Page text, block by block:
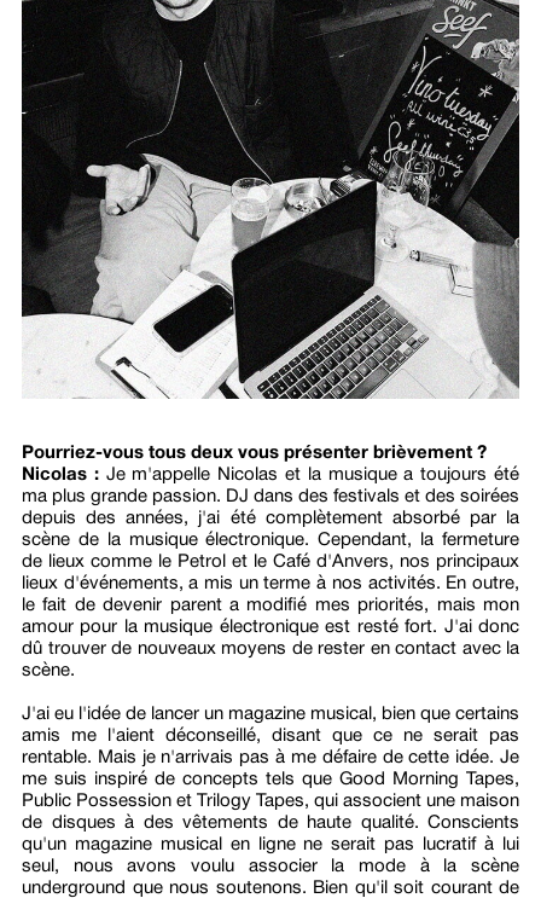
Pourriez-vous tous deux vous présenter brièvement ?
Nicolas :Je m'appelle Nicolas et la musique a toujours été
ma plus grande passion. DJ dans des festivals et des soirées
depuis des années, j'ai été complètement absorbé par la
scène de la musique électronique. Cependant, la fermeture
de lieux comme le Petrol et le Café d'Anvers, nos principaux
lieux d'événements, a mis un terme à nos activités. En outre,
le fait de devenir parent a modifié mes priorités, mais mon
amour pour la musique électronique est resté fort. J'ai donc
dû trouver de nouveaux moyens de rester en contact avec la
scène.
J'ai eu l'idée de lancer un magazine musical, bien que certains
amis me l'aient déconseillé, disant que ce ne serait pas
rentable. Mais je n'arrivais pas à me défaire de cette idée. Je
me suis inspiré de concepts tels que Good Morning Tapes,
Public Possession et Trilogy Tapes, qui associent une maison
de disques à des vêtements de haute qualité. Conscients
qu'un magazine musical en ligne ne serait pas lucratif à lui
seul, nous avons voulu associer la mode à la scène
underground que nous soutenons. Bien qu'il soit courant de